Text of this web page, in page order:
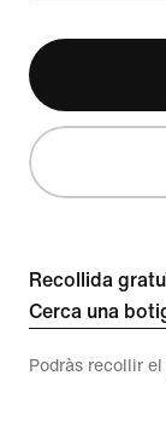
Recollida
Cerca una
Podràs recollir